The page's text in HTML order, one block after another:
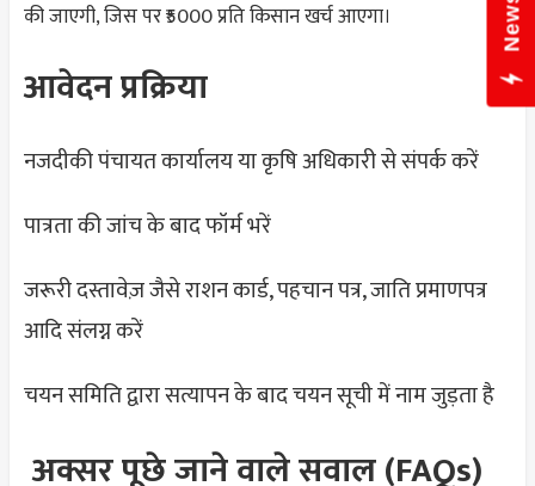
की जाएगी, जिस पर ₹5000 प्रति किसान खर्च आएगा।
आवेदन प्रक्रिया
नजदीकी पंचायत कार्यालय या कृषि अधिकारी से संपर्क करें
पात्रता की जांच के बाद फॉर्म भरें
जरूरी दस्तावेज़ जैसे राशन कार्ड, पहचान पत्र, जाति प्रमाणपत्र
आदि संलग्न करें
चयन समिति द्वारा सत्यापन के बाद चयन सूची में नाम जुड़ता है
अक्सर पूछे जाने वाले सवाल (FAQs)